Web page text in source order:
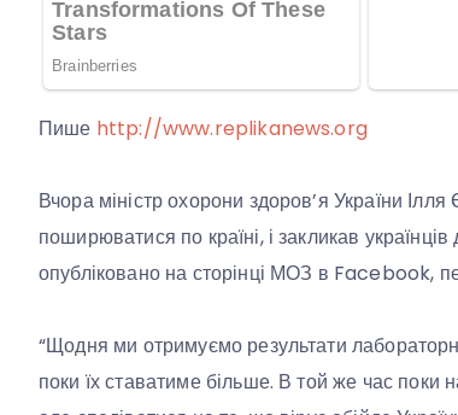
Пише http://www.replikanews.org
Вчора міністр охорони здоров’я України
поширюватися по країні, і закликав
опубліковано на сторінці МОЗ в Facebook,
“Щодня ми отримуємо результати
поки їх ставатиме більше. В той же час поки